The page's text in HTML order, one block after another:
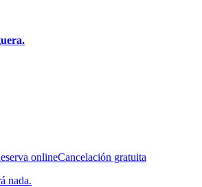
onlineCancelación gratuita
nada.